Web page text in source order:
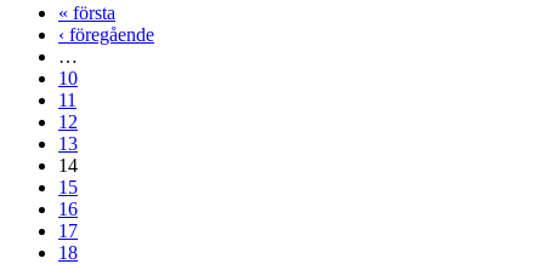
« första
‹ föregående
…
10
11
12
13
14
15
16
17
18